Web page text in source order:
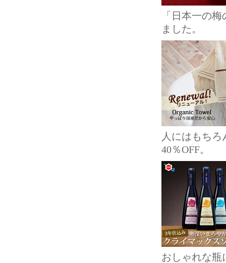
「日本一の
ました。
人にはもち
40％OFF。
おしゃれな